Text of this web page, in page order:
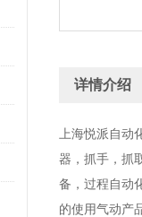
详情介绍
上海悦派自
器，抓手，抓
备，过程自动
的使用气动产